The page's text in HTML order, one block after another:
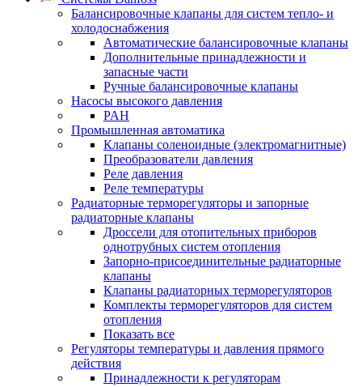
Балансировочные клапаны для систем тепло- и
холодоснабжения
Автоматические балансировочные клапаны
Дополнительные принадлежности и
запасные части
Ручные балансировочные клапаны
Насосы высокого давления
PAH
Промышленная автоматика
Клапаны соленоидные (электромагнитные)
Преобразователи давления
Реле давления
Реле температуры
Радиаторные терморегуляторы и запорные
радиаторные клапаны
Дроссели для отопительных приборов
однотрубных систем отопления
Запорно-присоединительные радиаторные
клапаны
Клапаны радиаторных терморегуляторов
Комплекты терморегуляторов для систем
отопления
Показать все
Регуляторы температуры и давления прямого
действия
Принадлежности к регуляторам